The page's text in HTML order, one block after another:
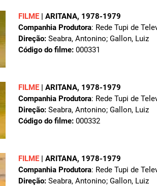
FILME | ARITANA, 1978-1979
Companhia Produtora: Rede Tupi de
Direção: Seabra, Antonino; Gallon, Luiz
Código do filme: 000331
FILME | ARITANA, 1978-1979
Companhia Produtora: Rede Tupi de
Direção: Seabra, Antonino; Gallon, Luiz
Código do filme: 000332
FILME | ARITANA, 1978-1979
Companhia Produtora: Rede Tupi de
Direção: Seabra, Antonino; Gallon, Luiz